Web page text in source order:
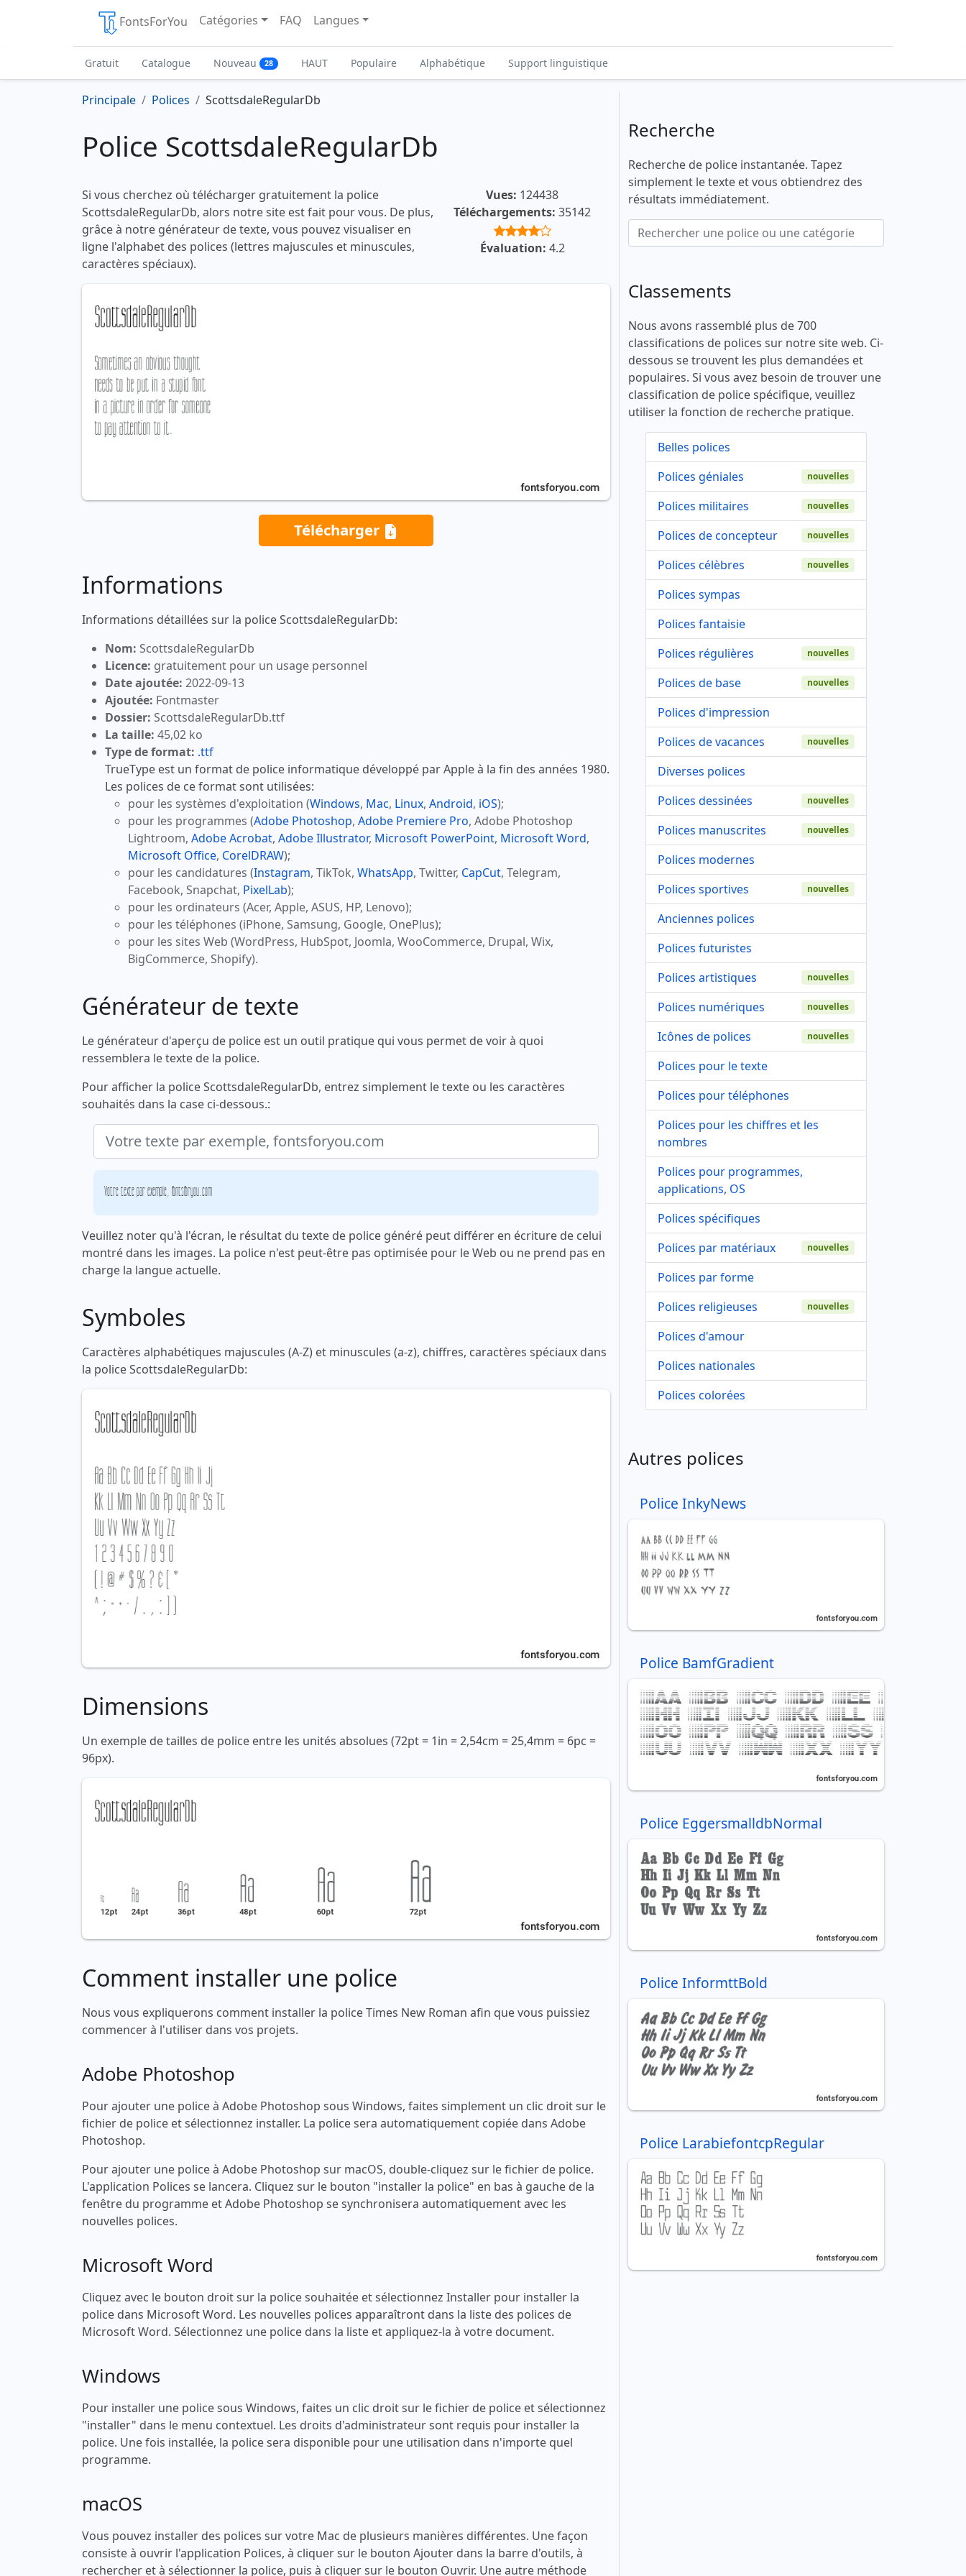
FontsForYou Catégories FAQ Langues
Gratuit Catalogue Nouveau 28 HAUT Populaire Alphabétique Support linguistique
Principale Polices ScottsdaleRegularDb
Police ScottsdaleRegularDb
Si vous cherchez où télécharger gratuitement la police
ScottsdaleRegularDb, alors notre site est fait pour vous. De plus,
grâce à notre générateur de texte, vous pouvez visualiser en
ligne l'alphabet des polices (lettres majuscules et minuscules,
caractères spéciaux).
Vues: 124438
Téléchargements: 35142
Évaluation: 4.2
Télécharger
Informations
Informations détaillées sur la police ScottsdaleRegularDb:
Nom: ScottsdaleRegularDb
Licence: gratuitement pour un usage personnel
Date ajoutée: 2022-09-13
Ajoutée: Fontmaster
Dossier: ScottsdaleRegularDb.ttf
La taille: 45,02 ko
Type de format: .ttf
TrueType est un format de police informatique développé par Apple à la fin des années 1980.
Les polices de ce format sont utilisées:
pour les systèmes d'exploitation (Windows, Mac, Linux, Android, iOS);
pour les programmes (Adobe Photoshop, Adobe Premiere Pro, Adobe Photoshop
Lightroom, Adobe Acrobat, Adobe Illustrator, Microsoft PowerPoint, Microsoft Word,
Microsoft Office, CorelDRAW);
pour les candidatures (Instagram, TikTok, WhatsApp, Twitter, CapCut, Telegram,
Facebook, Snapchat, PixelLab);
pour les ordinateurs (Acer, Apple, ASUS, HP, Lenovo);
pour les téléphones (iPhone, Samsung, Google, OnePlus);
pour les sites Web (WordPress, HubSpot, Joomla, WooCommerce, Drupal, Wix,
BigCommerce, Shopify).
Générateur de texte
Le générateur d'aperçu de police est un outil pratique qui vous permet de voir à quoi
ressemblera le texte de la police.
Pour afficher la police ScottsdaleRegularDb, entrez simplement le texte ou les caractères
souhaités dans la case ci-dessous.:
Votre texte par exemple, fontsforyou.com
Veuillez noter qu'à l'écran, le résultat du texte de police généré peut différer en écriture de celui
montré dans les images. La police n'est peut-être pas optimisée pour le Web ou ne prend pas en
charge la langue actuelle.
Symboles
Caractères alphabétiques majuscules (A-Z) et minuscules (a-z), chiffres, caractères spéciaux dans
la police ScottsdaleRegularDb:
Dimensions
Un exemple de tailles de police entre les unités absolues (72pt = 1in = 2,54cm = 25,4mm = 6pc =
96px).
Comment installer une police
Nous vous expliquerons comment installer la police Times New Roman afin que vous puissiez
commencer à l'utiliser dans vos projets.
Adobe Photoshop
Pour ajouter une police à Adobe Photoshop sous Windows, faites simplement un clic droit sur le
fichier de police et sélectionnez installer. La police sera automatiquement copiée dans Adobe
Photoshop.
Pour ajouter une police à Adobe Photoshop sur macOS, double-cliquez sur le fichier de police.
L'application Polices se lancera. Cliquez sur le bouton "installer la police" en bas à gauche de la
fenêtre du programme et Adobe Photoshop se synchronisera automatiquement avec les
nouvelles polices.
Microsoft Word
Cliquez avec le bouton droit sur la police souhaitée et sélectionnez Installer pour installer la
police dans Microsoft Word. Les nouvelles polices apparaîtront dans la liste des polices de
Microsoft Word. Sélectionnez une police dans la liste et appliquez-la à votre document.
Windows
Pour installer une police sous Windows, faites un clic droit sur le fichier de police et sélectionnez
"installer" dans le menu contextuel. Les droits d'administrateur sont requis pour installer la
police. Une fois installée, la police sera disponible pour une utilisation dans n'importe quel
programme.
macOS
Vous pouvez installer des polices sur votre Mac de plusieurs manières différentes. Une façon
consiste à ouvrir l'application Polices, à cliquer sur le bouton Ajouter dans la barre d'outils, à
rechercher et à sélectionner la police, puis à cliquer sur le bouton Ouvrir. Une autre méthode
Recherche
Recherche de police instantanée. Tapez
simplement le texte et vous obtiendrez des
résultats immédiatement.
Classements
Nous avons rassemblé plus de 700
classifications de polices sur notre site web. Ci-
dessous se trouvent les plus demandées et
populaires. Si vous avez besoin de trouver une
classification de police spécifique, veuillez
utiliser la fonction de recherche pratique.
Belles polices
Polices géniales
nouvelles
Polices militaires nouvelles
Polices de concepteur nouvelles
Polices célèbres nouvelles
Polices sympas
Polices fantaisie
Polices régulières
nouvelles
Polices de base nouvelles
Polices d'impression
Polices de vacances
nouvelles
Diverses polices
Polices dessinées
nouvelles
Polices manuscrites nouvelles
Polices modernes
Polices sportives
nouvelles
Anciennes polices
Polices futuristes
Polices artistiques
nouvelles
Polices numériques nouvelles
Icônes de polices nouvelles
Polices pour le texte
Polices pour téléphones
Polices pour les chiffres et les
nombres
Polices pour programmes,
applications, OS
Polices spécifiques
Polices par matériaux
nouvelles
Polices par forme
Polices religieuses
nouvelles
Polices d'amour
Polices nationales
Polices colorées
Autres polices
Police InkyNews
Police BamfGradient
Police EggersmalldbNormal
Police InformttBold
Police LarabiefontcpRegular